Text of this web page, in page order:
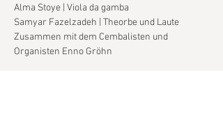
Alma Stoye | Viola da gamba
Samyar Fazelzadeh | Theorbe und Laute
Zusammen mit dem Cembalisten und
Organisten Enno Gröhn